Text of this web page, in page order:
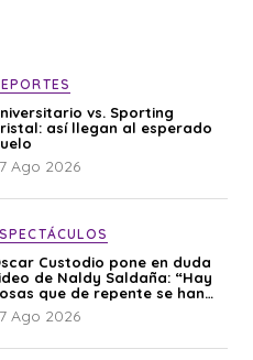
vs. Sporting
así llegan al esperado
Ago 2026
Custodio pone en duda
de Naldy Saldaña: “Hay
que de repente se han
Ago 2026